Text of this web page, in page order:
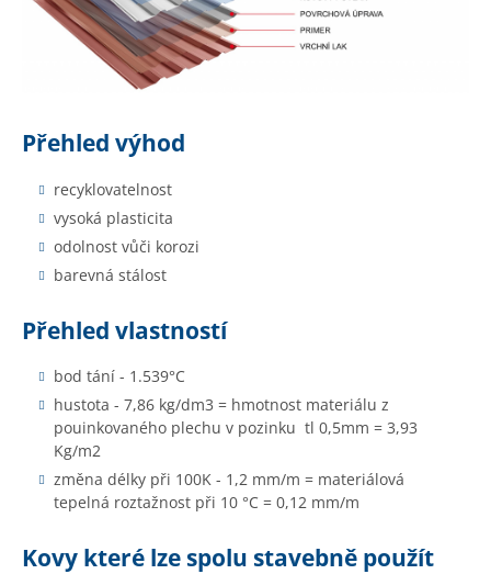
Přehled výhod
recyklovatelnost
vysoká plasticita
odolnost vůči korozi
barevná stálost
Přehled vlastností
bod tání - 1.539°C
hustota - 7,86 kg/dm3 = hmotnost materiálu z
pouinkovaného plechu v pozinku tl 0,5mm = 3,93
Kg/m2
změna délky při 100K - 1,2 mm/m = materiálová
tepelná roztažnost při 10 °C = 0,12 mm/m
Kovy které lze spolu stavebně použít